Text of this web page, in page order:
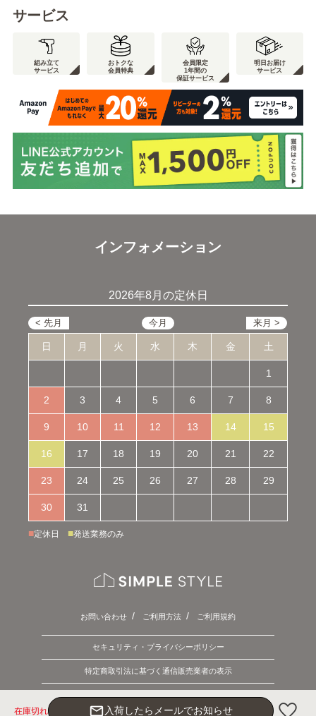
在庫切れ mail_outline 入荷したらメールでお知らせ
サービス
組み立て
サービス
おトクな
会員特典
会員限定
1年間の
保証サービス
明日お届け
サービス
インフォメーション
2026年8月の定休日
日 月 火 水 木 金 土
1
2 3 4 5 6 7 8
9 10 11 12 13 14 15
16 17 18 19 20 21 22
23 24 25 26 27 28 29
30 31
■定休日 ■発送業務のみ
お問い合わせ ご利用方法 ご利用規約
セキュリティ・プライバシーポリシー
特定商取引法に基づく通信販売業者の表示
Copyright © 2026 SIMPLE STYLE. ALL Rights Reserved.